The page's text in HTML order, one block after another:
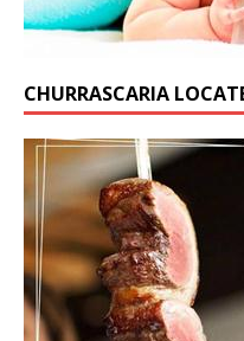
CHURRASCARIA